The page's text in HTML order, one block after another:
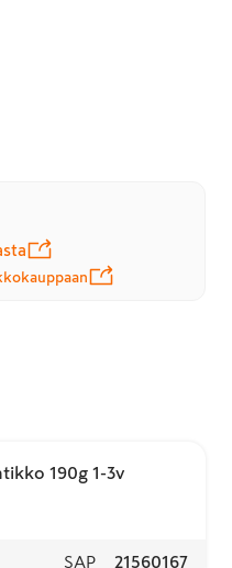
190g 1-3v
SAP 21560167